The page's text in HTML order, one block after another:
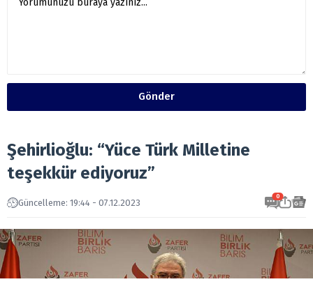
Gönder
Şehirlioğlu: “Yüce Türk Milletine
teşekkür ediyoruz”
Güncelleme: 19:44 - 07.12.2023
0